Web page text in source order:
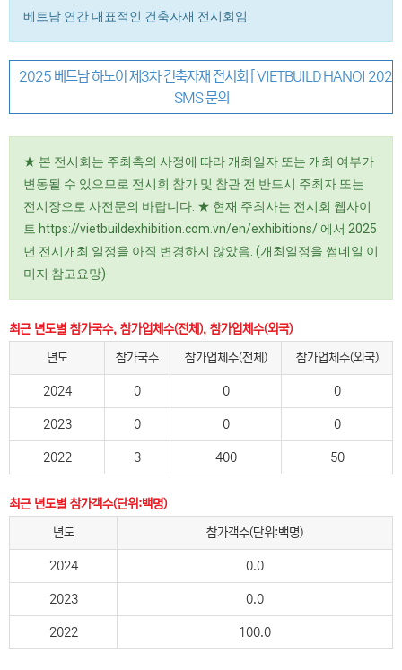
베트남 연간 대표적인 건축자재 전시회임.
2025 베트남 하노이 제3차 건축자재 전시회 [ VIETBUILD HANOI
SMS 문의
★ 본 전시회는 주최측의 사정에 따라 개최일자 또는 개최 여부가
변동될 수 있으므로 전시회 참가 및 참관 전 반드시 주최자 또는
전시장으로 사전문의 바랍니다. ★ 현재 주최사는 전시회 웹사이
트 https://vietbuildexhibition.com.vn/en/exhibitions/ 에서 2025
년 전시개최 일정을 아직 변경하지 않았음. (개최일정을 썸네일 이
미지 참고요망)
최근 년도별 참가국수, 참가업체수(전체), 참가업체수(외국)
년도
참가국수 참가업체수(전체) 참가업체수(외국)
2024 0 0 0
2023 0 0 0
2022 3 400 50
최근 년도별 참가객수(단위:백명)
년도
참가객수(단위:백명)
2024 0.0
2023 0.0
2022 100.0